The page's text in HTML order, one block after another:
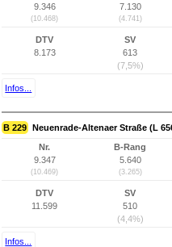
9.346
(10.468)
7.130
(4.741)
DTV
8.173
SV
613
(7,5%)
Infos...
B 229 Neuenrade-Altenaer Straße (L
Nr.
9.347
(10.469)
B-Rang
5.640
(3.265)
DTV
11.599
SV
510
(4,4%)
Infos...